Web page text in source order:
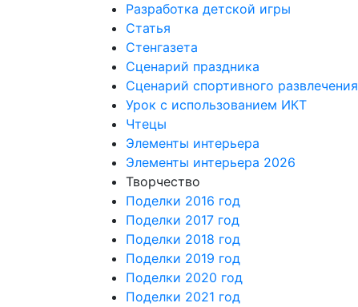
Разработка детской игры
Статья
Стенгазета
Сценарий праздника
Сценарий спортивного развлечения
Урок с использованием ИКТ
Чтецы
Элементы интерьера
Элементы интерьера 2026
Творчество
Поделки 2016 год
Поделки 2017 год
Поделки 2018 год
Поделки 2019 год
Поделки 2020 год
Поделки 2021 год